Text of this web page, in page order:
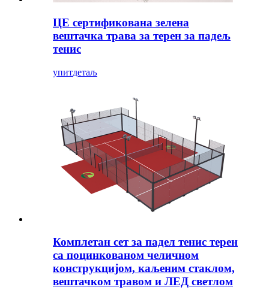
ЦЕ сертификована зелена
вештачка трава за терен за падељ
тенис
упитдетаљ
Комплетан сет за падел тенис терен
са поцинкованом челичном
конструкцијом, каљеним стаклом,
вештачком травом и ЛЕД светлом